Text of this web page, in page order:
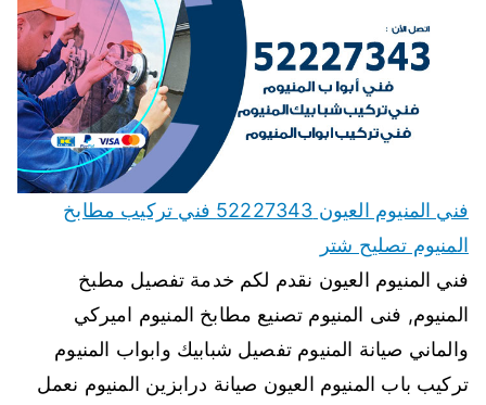
فني المنيوم العيون 52227343 فني تركيب مطابخ
المنيوم تصليح شتر
فني المنيوم العيون نقدم لكم خدمة تفصيل مطبخ
المنيوم, فنى المنيوم تصنيع مطابخ المنيوم اميركي
والماني صيانة المنيوم تفصيل شبابيك وابواب المنيوم
تركيب باب المنيوم العيون صيانة درابزين المنيوم نعمل